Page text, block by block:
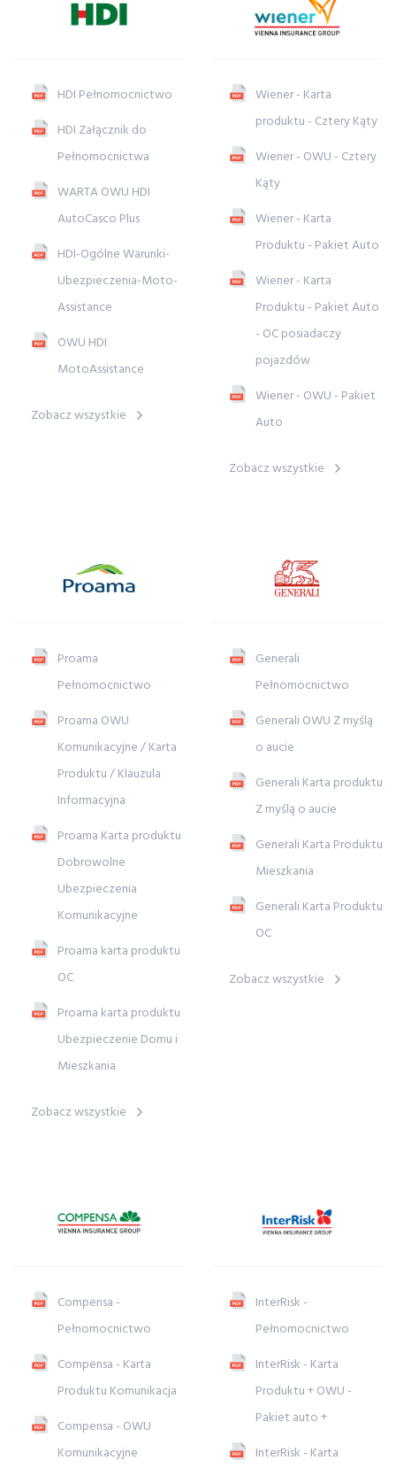
HDI Pełnomocnictwo
HDI Załącznik do
Pełnomocnictwa
WARTA OWU HDI
AutoCasco Plus
HDI-Ogólne Warunki-
Ubezpieczenia-Moto-
Assistance
OWU HDI
MotoAssistance
Zobacz wszystkie
Wiener - Karta
produktu - Cztery Kąty
Wiener - OWU - Cztery
Kąty
Wiener - Karta
Produktu - Pakiet Auto
Wiener - Karta
Produktu - Pakiet Auto
- OC posiadaczy
pojazdów
Wiener - OWU - Pakiet
Auto
Zobacz wszystkie
Proama
Pełnomocnictwo
Proama OWU
Komunikacyjne / Karta
Produktu / Klauzula
Informacyjna
Proama Karta produktu
Dobrowolne
Ubezpieczenia
Komunikacyjne
Proama karta produktu
OC
Proama karta produktu
Ubezpieczenie Domu i
Mieszkania
Zobacz wszystkie
Generali
Pełnomocnictwo
Generali OWU Z myślą
o aucie
Generali Karta produktu
Z myślą o aucie
Generali Karta Produktu
Mieszkania
Generali Karta Produktu
OC
Zobacz wszystkie
Compensa -
Pełnomocnictwo
Compensa - Karta
Produktu Komunikacja
Compensa - OWU
Komunikacyjne
InterRisk -
Pełnomocnictwo
InterRisk - Karta
Produktu + OWU -
Pakiet auto +
InterRisk - Karta